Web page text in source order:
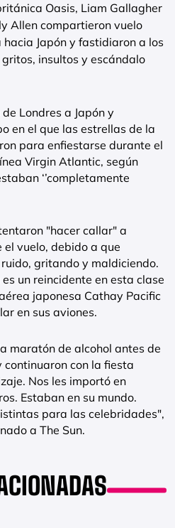
Oasis, Liam Gallagher
Allen compartieron vuelo
Japón y fastidiaron a los
insultos y escándalo
Londres a Japón y
en el que las estrellas de la
para enfiestarse durante el
Virgin Atlantic, según
‘’completamente
"hacer callar" a
vuelo, debido a que
gritando y maldiciendo.
un reincidente en esta clase
japonesa Cathay Pacific
en sus aviones.
maratón de alcohol antes de
con la fiesta
Nos les importó en
Estaban en su mundo.
para las celebridades",
a The Sun.